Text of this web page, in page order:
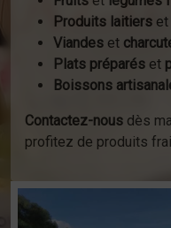
Produits laitiers et
Viandes et
Plats préparés et
Boissons
Contactez-nous dès
profitez de produits